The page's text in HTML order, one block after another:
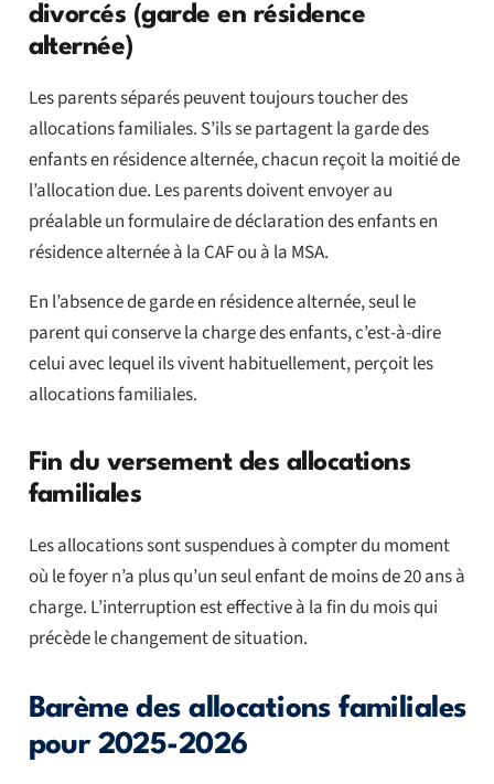
divorcés (garde en résidence
alternée)
Les parents séparés peuvent toujours toucher des
allocations familiales. S’ils se partagent la garde des
enfants en résidence alternée, chacun reçoit la moitié de
l’allocation due. Les parents doivent envoyer au
préalable un formulaire de déclaration des enfants en
résidence alternée à la CAF ou à la MSA.
En l’absence de garde en résidence alternée, seul le
parent qui conserve la charge des enfants, c’est-à-dire
celui avec lequel ils vivent habituellement, perçoit les
allocations familiales.
Fin du versement des allocations
familiales
Les allocations sont suspendues à compter du moment
où le foyer n’a plus qu’un seul enfant de moins de 20 ans à
charge. L’interruption est effective à la fin du mois qui
précède le changement de situation.
Barème des allocations familiales
pour 2025-2026